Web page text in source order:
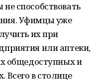
способствовать
Уфимцы уже
их при
или аптеки,
общедоступных и
Всего в столице